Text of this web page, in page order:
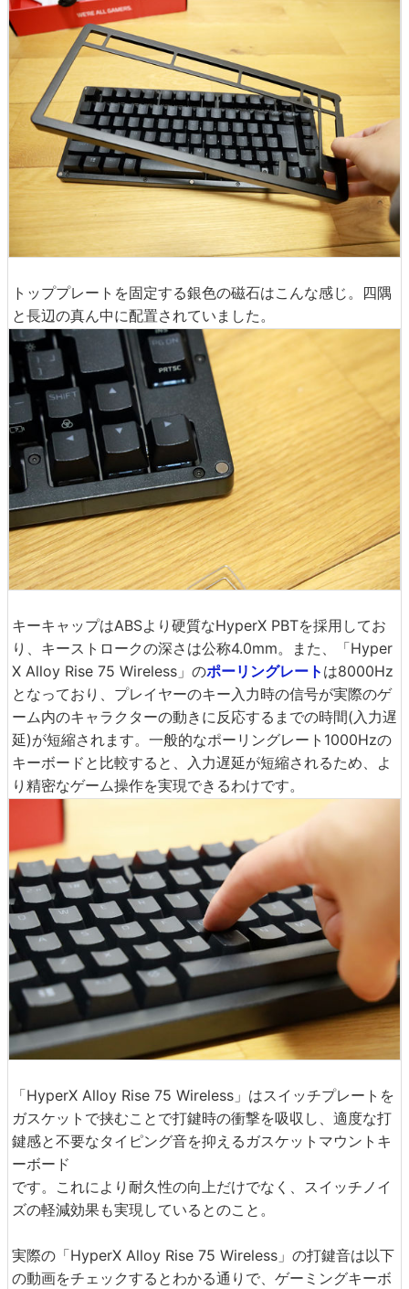
トッププレートを固定する銀色の磁石はこんな感じ。四隅
と長辺の真ん中に配置されていました。
キーキャップはABSより硬質なHyperX PBTを採用してお
り、キーストロークの深さは公称4.0mm。また、「Hyper
X Alloy Rise 75 Wireless」のポーリングレート は8000Hz
となっており、プレイヤーのキー入力時の信号が実際のゲ
ーム内のキャラクターの動きに反応するまでの時間(入力遅
延)が短縮されます。一般的なポーリングレート1000Hzの
キーボードと比較すると、入力遅延が短縮されるため、よ
り精密なゲーム操作を実現できるわけです。
「HyperX Alloy Rise 75 Wireless」はスイッチプレートを
ガスケットで挟むことで打鍵時の衝撃を吸収し、適度な打
鍵感と不要なタイピング音を抑えるガスケットマウントキ
ーボード
です。これにより耐久性の向上だけでなく、スイッチノイ
ズの軽減効果も実現しているとのこと。
実際の「HyperX Alloy Rise 75 Wireless」の打鍵音は以下
の動画をチェックするとわかる通りで、ゲーミングキーボ